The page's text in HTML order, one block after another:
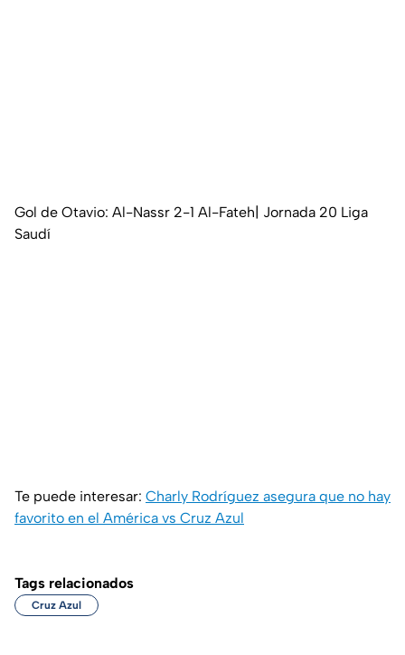
Gol de Otavio: Al-Nassr 2-1 Al-Fateh| Jornada 20 Liga
Saudí
Te puede interesar: Charly Rodríguez asegura que no hay
favorito en el América vs Cruz Azul
Tags relacionados
Cruz Azul